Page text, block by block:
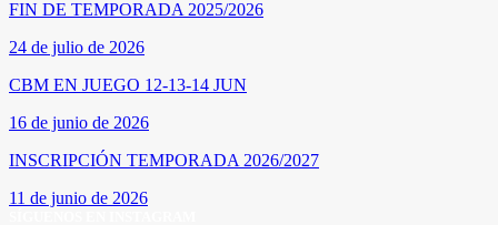
FIN DE TEMPORADA 2025/2026
24 de julio de 2026
CBM EN JUEGO 12-13-14 JUN
16 de junio de 2026
INSCRIPCIÓN TEMPORADA 2026/2027
11 de junio de 2026